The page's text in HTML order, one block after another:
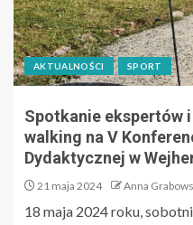
AKTUALNOŚCI SPORT
Spotkanie ekspertów
walking na V
Dydaktycznej w
21 maja 2024 Anna
18 maja 2024 roku,